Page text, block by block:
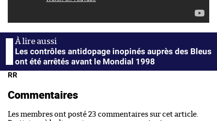
Les contrôles antidopage inopinés auprès des Bleus
ont été arrêtés avant le Mondial 1998
RR
Commentaires
Les membres ont posté 23 commentaires sur cet article.